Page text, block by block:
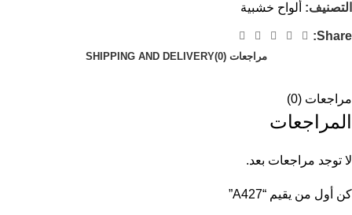
التصنيف: ألواح خشبية
Share:
مراجعات (0) SHIPPING AND DELIVERY
مراجعات (0)
المراجعات
لا توجد مراجعات بعد.
كن أول من يقيم “A427”